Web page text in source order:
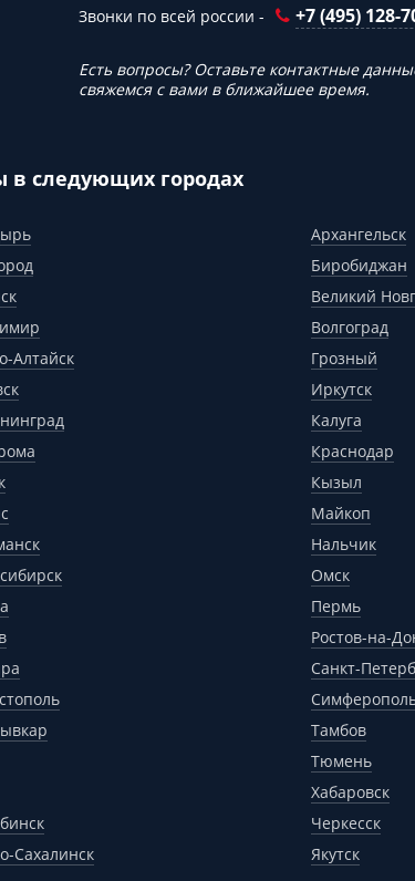
Звонки по всей россии - +7 (495) 128-
Есть вопросы? Оставьте контактные
свяжемся с вами в ближайшее время.
в следующих городах
Алтайск
Сахалинск
Архангельск
Биробиджан
Великий
Волгоград
Грозный
Иркутск
Калуга
Краснодар
Кызыл
Майкоп
Нальчик
Омск
Пермь
Ростов-на-
Санкт-
Тамбов
Тюмень
Хабаровск
Черкесск
Якутск